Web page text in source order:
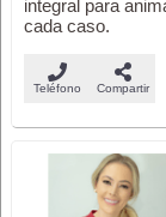
integral para
cada caso.
Teléfono Compartir